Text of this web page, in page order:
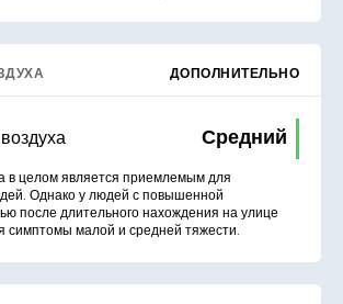
ДОПОЛНИТЕЛЬНО
Средний
в целом является приемлемым для
Однако у людей с повышенной
после длительного нахождения на улице
симптомы малой и средней тяжести.